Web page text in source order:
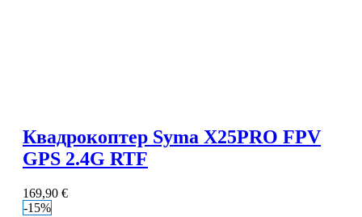
Квадрокоптер Syma X25PRO FPV
GPS 2.4G RTF
169,90 €
-15%